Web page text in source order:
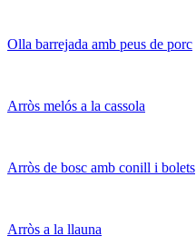
Olla barrejada amb peus de porc
Arròs melós a la cassola
Arròs de bosc amb conill i bolets
Arròs a la llauna